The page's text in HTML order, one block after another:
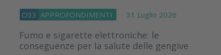
O33 APPROFONDIMENTI 31 Luglio 2026
Fumo e sigarette elettroniche: le
conseguenze per la salute delle gengive